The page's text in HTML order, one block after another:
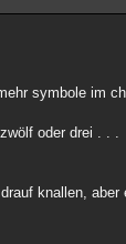
symbole im
oder drei . . .
knallen,